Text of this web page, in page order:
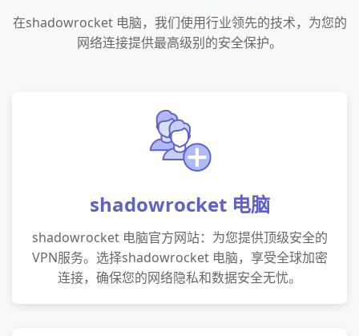
在shadowrocket 电脑，我们使用行业领先的技术，为您的
网络连接提供最高级别的安全保护。
shadowrocket 电脑
shadowrocket 电脑官方网站：为您提供顶级安全的
VPN服务。选择shadowrocket 电脑，享受全球加密
连接，确保您的网络隐私和数据安全无忧。